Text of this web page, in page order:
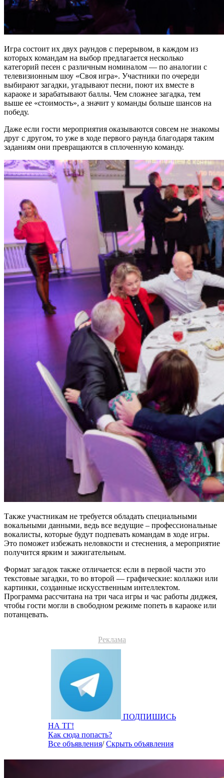
Игра состоит их двух раундов с перерывом, в каждом из
которых командам на выбор предлагается несколько
категорий песен с различным номиналом — по аналогии с
телевизионным шоу «Своя игра». Участники по очереди
выбирают загадки, угадывают песни, поют их вместе в
караоке и зарабатывают баллы. Чем сложнее загадка, тем
выше ее «стоимость», а значит у команды больше шансов на
победу.
Даже если гости мероприятия оказываются совсем не знакомы
друг с другом, то уже в ходе первого раунда благодаря таким
заданиям они превращаются в сплоченную команду.
Также участникам не требуется обладать специальными
вокальными данными, ведь все ведущие – профессиональные
вокалисты, которые будут подпевать командам в ходе игры.
Это поможет избежать неловкости и стеснения, а мероприятие
получится ярким и зажигательным.
Формат загадок также отличается: если в первой части это
текстовые загадки, то во второй — графические: коллажи или
картинки, созданные искусственным интеллектом.
Программа рассчитана на три часа игры и час работы диджея,
чтобы гости могли в свободном режиме попеть в караоке или
потанцевать.
Реклама
ПОДПИШИСЬ
НА ТГ!
Как сюда попасть?
Все объявления/Скрыть объявления